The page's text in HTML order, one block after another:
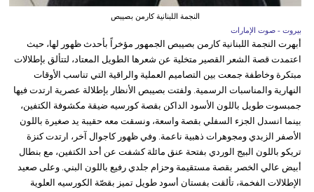
النجمة اللبنانية كارمن بصيبص
بيروت - صوت الإمارات
أبهرت النجمة اللبنانية كارمن بصيبص الجمهور مؤخراً بأحدث ظهور لها، حيث
اعتمدت قصة الشعر القصير متخلية عن شعرها الطويل المعتاد، لتتألق بإطلالات
مبتكرة وخاطفة جمعت بين التصاميم العملية والراقية التي تناسب الأوقات
النهارية والمناسبات الرسمية. ولفتت بصيبص الأنظار بإطلالة عصرية ارتدت فيها
جمبسوت طويل باللون الأسود الداكن بقصة كورسيه ضيقة مكشوفة الكتفين،
بينما انسدل الجزء السفلي بقصة واسعة، ونسقت معه حقيبة يد صغيرة باللون
الأصفر الزبدي ومجوهرات ذهبية ناعمة. وفي ظهور كاجوال آخر، ارتدت كنزة
تريكو باللون البيج الوردي بفتحة عنق مائلة كشفت عن أحد الكتفين، مع بنطال
أبيض عالي الخصر بقصة مستقيمة وحزام جلدي رفيع باللون البني. وعلى صعيد
الإطلالات الفخمة، تألقت بفستان أسود طويل تميز بقصّة الكورسيه العلوية